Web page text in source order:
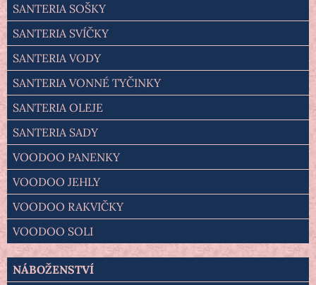
SANTERIA SOŠKY
SANTERIA SVÍČKY
SANTERIA VODY
SANTERIA VONNÉ TYČINKY
SANTERIA OLEJE
SANTERIA SADY
VOODOO PANENKY
VOODOO JEHLY
VOODOO RAKVIČKY
VOODOO SOLI
NÁBOŽENSTVÍ